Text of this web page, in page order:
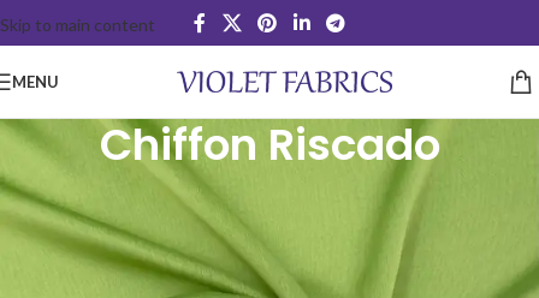
Skip to main content
MENU
Chiffon Riscado
O chiffon riscado, é muito semelhante ao chiffon, sendo que apresenta
também uma grande fluidez às peças em que é produzido, e uma grande
transparência.
É mais utilizado em peças que exigem glamour, e apresenta maior brilho